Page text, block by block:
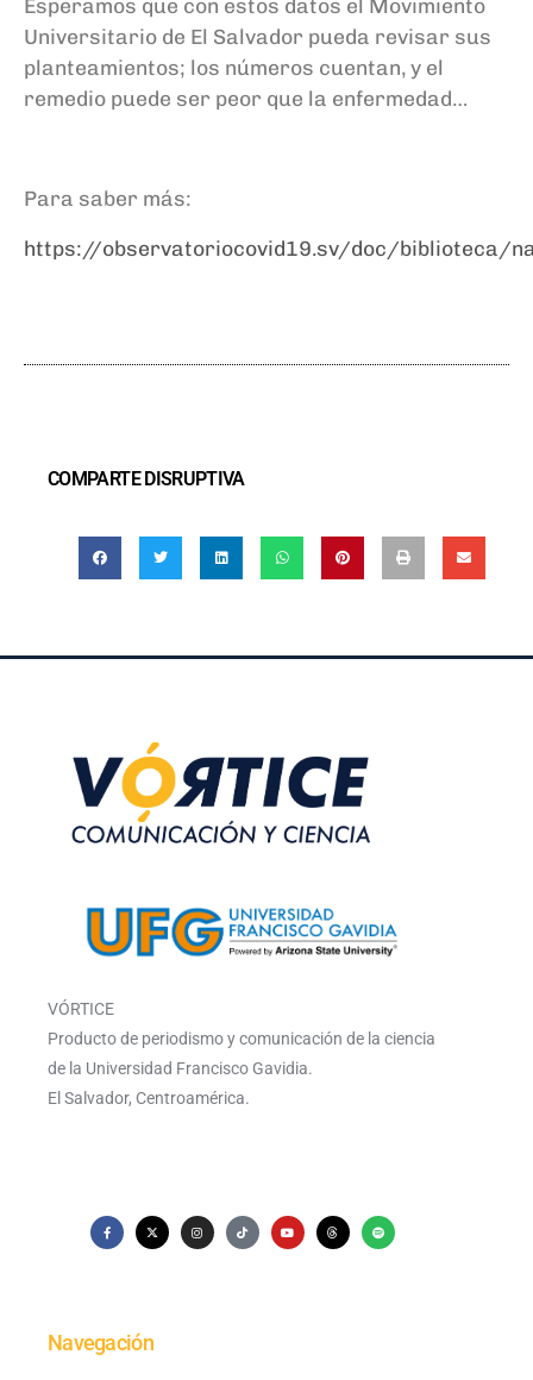
Esperamos que con estos datos el Movimiento
Universitario de El Salvador pueda revisar sus
planteamientos; los números cuentan, y el
remedio puede ser peor que la enfermedad…
Para saber más:
https://observatoriocovid19.sv/doc/biblioteca/
COMPARTE DISRUPTIVA
VÓRTICE
Producto de periodismo y comunicación de la ciencia
de la Universidad Francisco Gavidia.
El Salvador, Centroamérica.
Navegación